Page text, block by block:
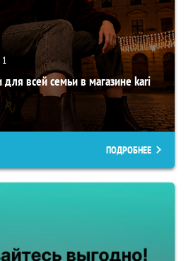
1
всей семьи в магазине kari
ПОДРОБНЕЕ